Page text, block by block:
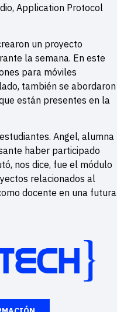
Application Protocol
un proyecto
la semana. En este
para móviles
también se abordaron
están presentes en la
Angel, alumna
haber participado
nos dice, fue el módulo
relacionados al
docente en una futura